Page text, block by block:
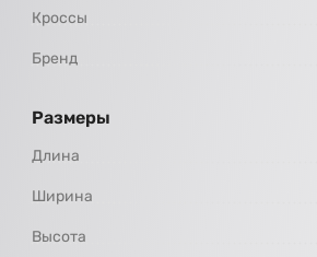
Кроссы
Бренд
Размеры
Длина
Ширина
Высота